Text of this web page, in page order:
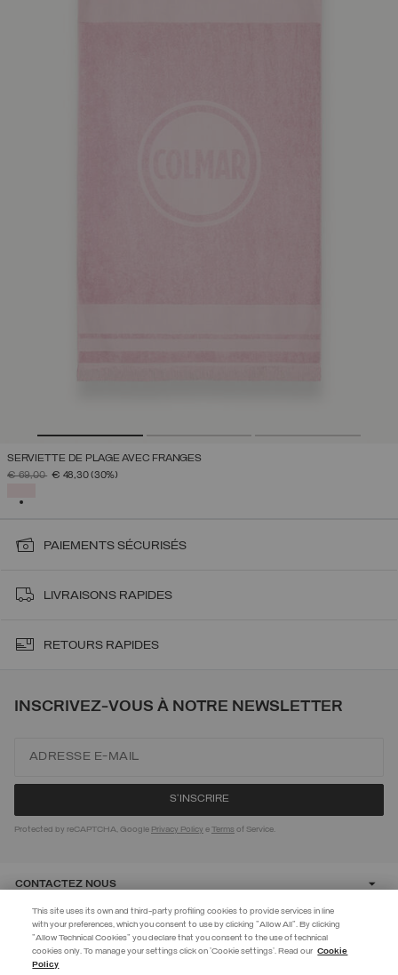
EXTRA 10%
Utilisez le code EXTRA10 sur les articles en promotion pour bénéficier de
SERVIETTE DE PLAGE AVEC FRANGES
PRIX RÉDUIT DE
€ 69,00À€ 48,30(30%)
PAIEMENTS SÉCURISÉS
LIVRAISONS RAPIDES
RETOURS RAPIDES
INSCRIVEZ-VOUS À NOTRE NEWSLETTER
Protected by reCAPTCHA, Google Privacy Policy eTerms of Service.
CONTACTEZ NOUS
CUSTOMER CARE
This site uses its own and third-party profiling cookies to provide services in line
with your preferences, which you consent to use by clicking "Allow All". By clicking
"Allow Technical Cookies" you declare that you consent to the use of technical
cookies only. To manage your settings click on 'Cookie settings'. Read our Cookie
Policy